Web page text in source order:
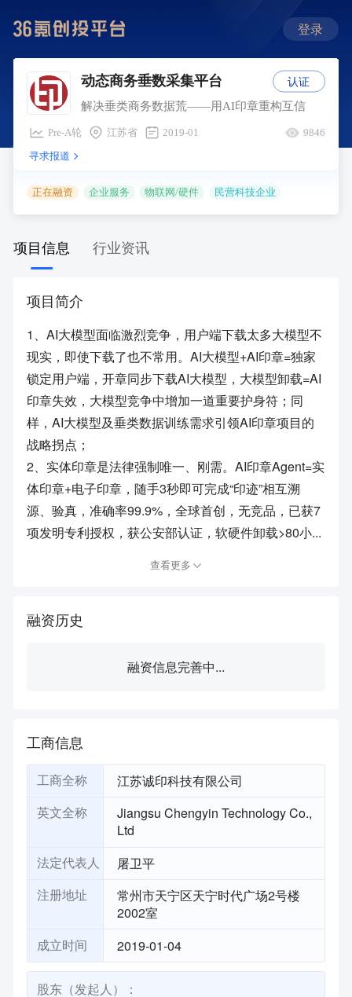
登录
动态商务垂数采集平台
解决垂类商务数据荒——用AI印章重构互信
Pre-A轮 江苏省 2019-01 9846
寻求报道
正在融资 企业服务 物联网/硬件 民营科技企业
认证
项目信息 行业资讯
项目简介
1、AI大模型面临激烈竞争，用户端下载太多大模型不
现实，即使下载了也不常用。AI大模型+AI印章=独家
锁定用户端，开章同步下载AI大模型，大模型卸载=AI
印章失效，大模型竞争中增加一道重要护身符；同
样，AI大模型及垂类数据训练需求引领AI印章项目的
战略拐点；
2、实体印章是法律强制唯一、刚需。AI印章Agent=实
体印章+电子印章，随手3秒即可完成“印迹”相互溯
源、验真，准确率99.9%，全球首创，无竞品，已获7
项发明专利授权，获公安部认证，软硬件卸载>80小...
查看更多
融资历史
融资信息完善中...
工商信息
工商全称 江苏诚印科技有限公司
英文全称
Jiangsu Chengyin Technology Co.,
Ltd
法定代表人 屠卫平
注册地址
常州市天宁区天宁时代广场2号楼
2002室
成立时间 2019-01-04
股东（发起人）：